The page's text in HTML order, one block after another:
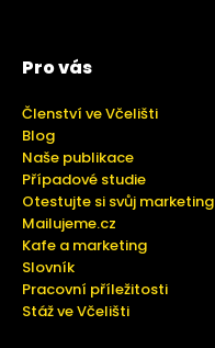
Pro vás
Členství ve Včelišti
Blog
Naše publikace
Případové studie
Otestujte si svůj marketing
Mailujeme.cz
Kafe a marketing
Slovník
Pracovní příležitosti
Stáž ve Včelišti